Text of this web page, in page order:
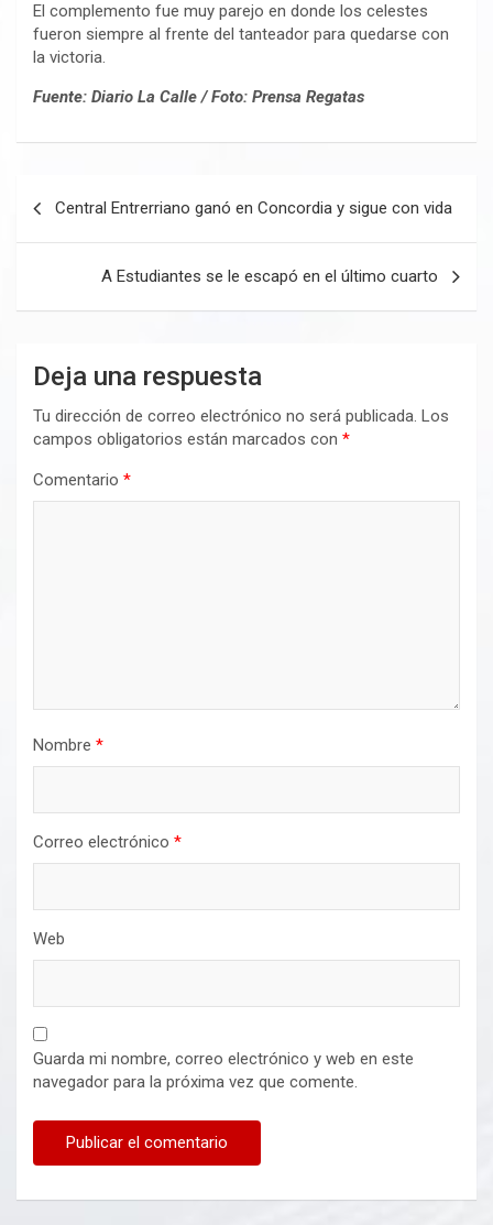
El complemento fue muy parejo en donde los celestes
fueron siempre al frente del tanteador para quedarse con
la victoria.
Fuente: Diario La Calle / Foto: Prensa Regatas
entradas
Central Entrerriano ganó en Concordia y sigue con vida
A Estudiantes se le escapó en el último cuarto
Deja una respuesta
Tu dirección de correo electrónico no será publicada. Los
campos obligatorios están marcados con *
Comentario *
Nombre *
Correo electrónico *
Web
Guarda mi nombre, correo electrónico y web en este
navegador para la próxima vez que comente.